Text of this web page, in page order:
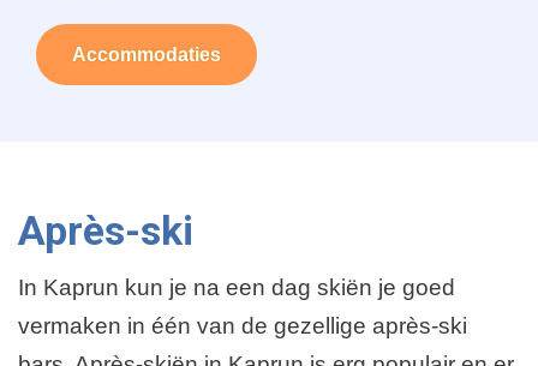
Accommodaties
Après-ski
In Kaprun kun je na een dag skiën je goed
vermaken in één van de gezellige après-ski